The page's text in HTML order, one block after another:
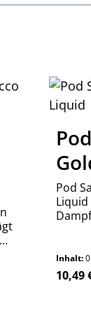
Pod
Inhalt:
10,49